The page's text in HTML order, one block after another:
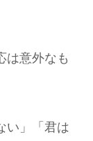
は意外なも
い」「君は